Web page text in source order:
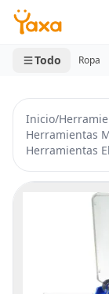
MINI CARRITO
0 productos
Todo Ropa
Inicio/
Herramientas
Herramientas